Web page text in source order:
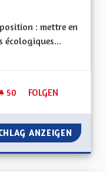
: mettre en
écologiques...
50 50 FOLLOWER
FOLGEN
HARMONISATION
ANZEIGEN